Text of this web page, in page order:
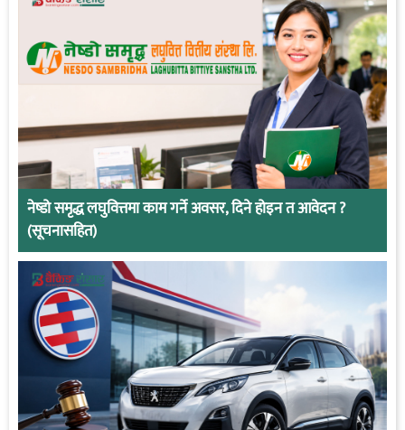
नेष्डो समृद्ध लघुवित्तमा काम गर्ने अवसर, दिने होइन त आवेदन ?
(सूचनासहित)